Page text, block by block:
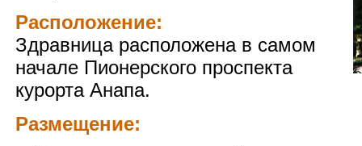
Расположение:
Здравница расположена в самом
начале Пионерского проспекта
курорта Анапа.
Размещение: